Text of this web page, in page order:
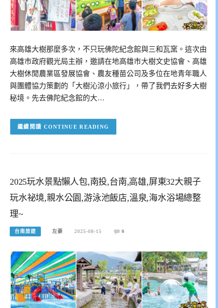
來高雄大樹那麼多次，不只玩佛陀紀念館與三和瓦窯。這次由
高雄市政府觀光局主辦，邀請在地高雄市大樹文史協會、高雄
大樹休閒農業區發展協會、農友種苗公司及多位在地青年職人
與團體協力策劃的「大樹沁涼小旅行」，帶了我們去好多大樹
秘境。先去佛陀紀念館的大…
CONTINUE READING
2025玩水景點懶人包,南投,台南,高雄,屏東32大親子
玩水祕境,親水公園,游泳池飯店,溫泉,海水浴場總整
理~
台南旅遊 左豪 2025-08-15 0